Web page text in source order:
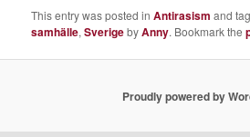
This entry was posted inAntirasism and
samhälle,SverigebyAnny. Bookmark the
Proudly powered by